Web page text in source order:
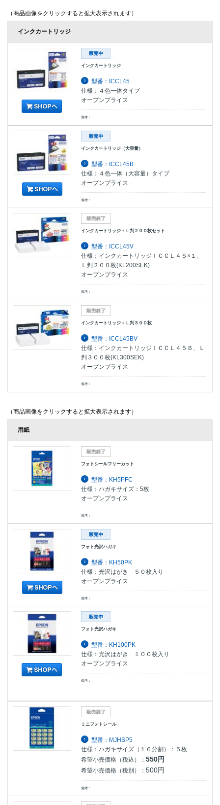
（商品画像をクリックすると拡大表示されます）
インクカートリッジ
インクカートリッジ
型番：ICCL45
仕様：４色一体タイプ
オープンプライス
備考：
インクカートリッジ（大容量）
型番：ICCL45B
仕様：４色一体（大容量）タイプ
オープンプライス
備考：
インクカートリッジ＋Ｌ判２００枚セット
型番：ICCL45V
仕様：インクカートリッジＩＣＣＬ４５×１、
Ｌ判２００枚(KL200SEK)
オープンプライス
備考：
インクカートリッジ＋Ｌ判３００枚
型番：ICCL45BV
仕様：インクカートリッジＩＣＣＬ４５Ｂ、Ｌ
判３００枚(KL300SEK)
オープンプライス
備考：
（商品画像をクリックすると拡大表示されます）
用紙
フォトシールフリーカット
型番：KH5PFC
仕様：ハガキサイズ：5枚
オープンプライス
備考：
フォト光沢ハガキ
型番：KH50PK
仕様：光沢はがき ５０枚入り
オープンプライス
備考：
フォト光沢ハガキ
型番：KH100PK
仕様：光沢はがき １００枚入り
オープンプライス
備考：
ミニフォトシール
型番：MJHSP5
仕様：ハガキサイズ（１６分割）：５枚
希望小売価格（税込）：550円
希望小売価格（税別）：500円
備考：